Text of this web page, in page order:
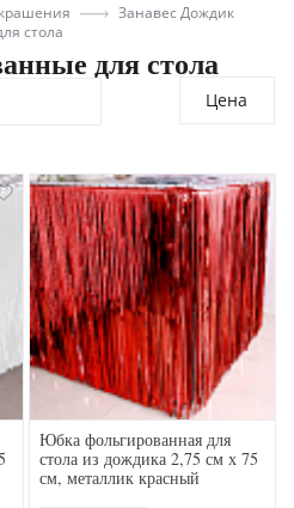
Занавес Дождик
стола
для стола
Цена
Юбка фольгированная для
стола из дождика 2,75 см х 75
см, металлик красный